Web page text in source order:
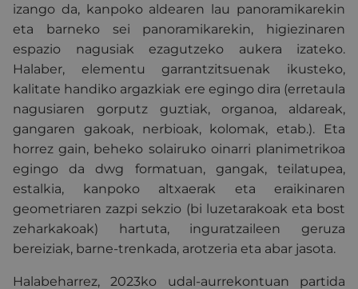
izango da, kanpoko aldearen lau panoramikarekin
eta barneko sei panoramikarekin, higiezinaren
espazio nagusiak ezagutzeko aukera izateko.
Halaber, elementu garrantzitsuenak ikusteko,
kalitate handiko argazkiak ere egingo dira (erretaula
nagusiaren gorputz guztiak, organoa, aldareak,
gangaren gakoak, nerbioak, kolomak, etab.). Eta
horrez gain, beheko solairuko oinarri planimetrikoa
egingo da dwg formatuan, gangak, teilatupea,
estalkia, kanpoko altxaerak eta eraikinaren
geometriaren zazpi sekzio (bi luzetarakoak eta bost
zeharkakoak) hartuta, inguratzaileen geruza
bereiziak, barne-trenkada, arotzeria eta abar jasota.
Halabeharrez, 2023ko udal-aurrekontuan partida